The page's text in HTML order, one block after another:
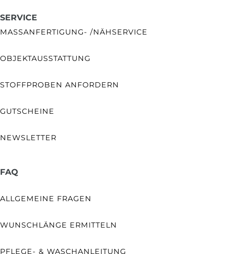
SERVICE
MASSANFERTIGUNG- /NÄHSERVICE
OBJEKTAUSSTATTUNG
STOFFPROBEN ANFORDERN
GUTSCHEINE
NEWSLETTER
FAQ
ALLGEMEINE FRAGEN
WUNSCHLÄNGE ERMITTELN
PFLEGE- & WASCHANLEITUNG